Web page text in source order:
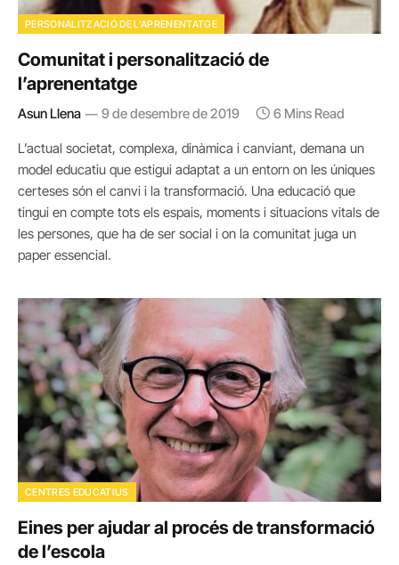
PERSONALITZACIÓ DE L'APRENENTATGE
Comunitat i personalització de
l’aprenentatge
Asun Llena 9 de desembre de 2019 6 Mins Read
L’actual societat, complexa, dinàmica i canviant, demana un
model educatiu que estigui adaptat a un entorn on les úniques
certeses són el canvi i la transformació. Una educació que
tingui en compte tots els espais, moments i situacions vitals de
les persones, que ha de ser social i on la comunitat juga un
paper essencial.
CENTRES EDUCATIUS
Eines per ajudar al procés de transformació
de l’escola